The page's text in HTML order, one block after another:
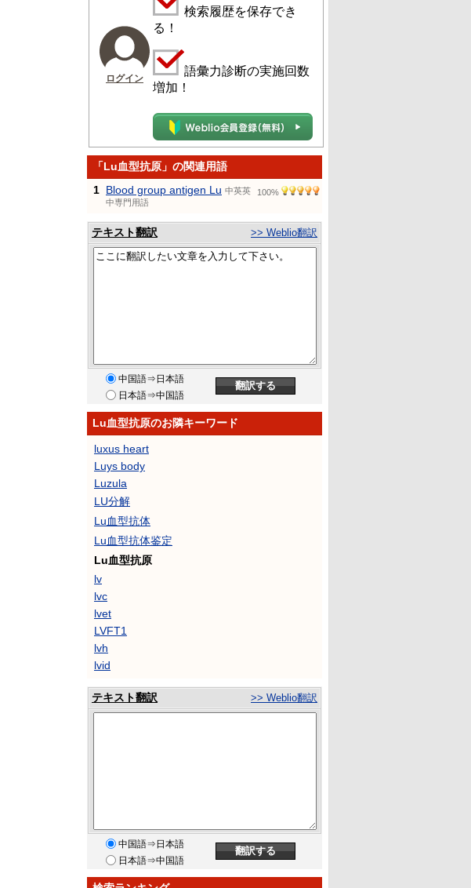
ログイン
検索履歴を保存でき
る！
語彙力診断の実施回数
増加！
「Lu血型抗原」の関連用語
1 Blood group antigen Lu 中英英
中専門用語
100%
テキスト翻訳 >> Weblio翻訳
中国語⇒日本語
日本語⇒中国語
Lu血型抗原のお隣キーワード
luxus heart
Luys body
Luzula
LU分解
Lu血型抗体
Lu血型抗体鉴定
Lu血型抗原
lv
lvc
lvet
LVFT1
lvh
lvid
テキスト翻訳 >> Weblio翻訳
中国語⇒日本語
日本語⇒中国語